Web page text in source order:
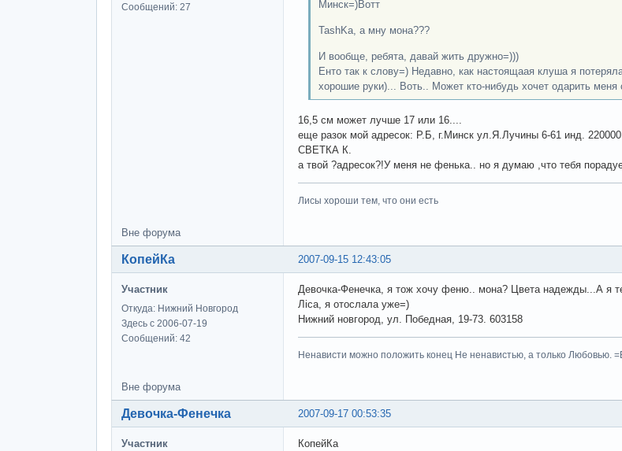
Сообщений: 27
Минск=)Вотт
TashKa, а мну мона???
И вообще, ребята, давай жить дружно=)))
Енто так к слову=) Недавно, как настоящаая клуша я
хорошие руки)... Воть.. Может кто-нибудь хочет одарить
16,5 см может лучше 17 или 16....
еще разок мой адресок: Р.Б, г.Минск ул.Я.Лучины 6-61 инд. 220000
СВЕТКА К.
а твой ?адресок?!У меня не фенька.. но я думаю ,что тебя
Лисы хороши тем, что они есть
Вне форума
2007-09-15 12:43:05
КопейКа
Участник
Откуда: Нижний Новгород
Здесь с 2006-07-19
Сообщений: 42
Девочка-Фенечка, я тож хочу феню.. мона? Цвета надежды...А я
Ліса, я отослала уже=)
Нижний новгород, ул. Победная, 19-73. 603158
Ненависти можно положить конец Не ненавистью, а только Любовью.
Вне форума
2007-09-17 00:53:35
Девочка-Фенечка
Участник КопейКа